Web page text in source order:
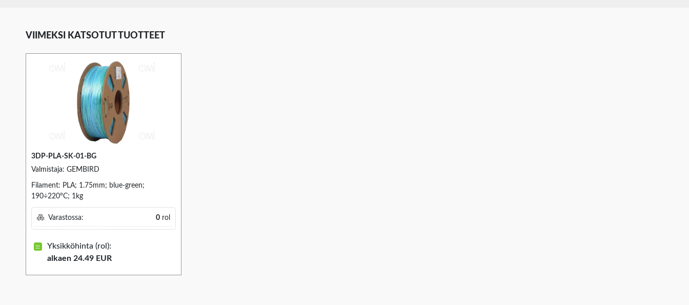
VIIMEKSI KATSOTUT TUOTTEET
3DP-PLA-SK-01-BG
Valmistaja: GEMBIRD
Filament: PLA; 1.75mm; blue-green;
190÷220°C; 1kg
Varastossa: 0rol
Yksikköhinta (rol):
alkaen 24.49 EUR